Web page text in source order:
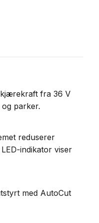
fra 36 V
parker.
reduserer
indikator viser
med AutoCut